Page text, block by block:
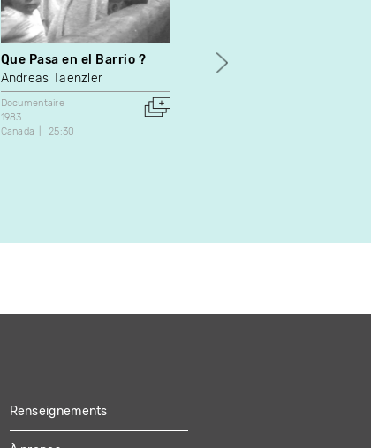
Que Pasa en el Barrio ?
Andreas Taenzler
Documentaire
1983
Canada
25:30
Salut mon pote ! Ça roule
Renseignements